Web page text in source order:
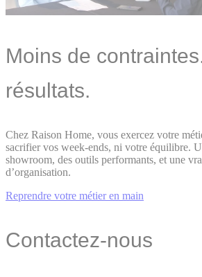
Moins de
résultats.
Chez Raison Home, vous exercez votre
sacrifier vos week-ends, ni votre équilibre.
showroom, des outils performants, et une
d’organisation.
Reprendre votre métier en main
Contactez-nous